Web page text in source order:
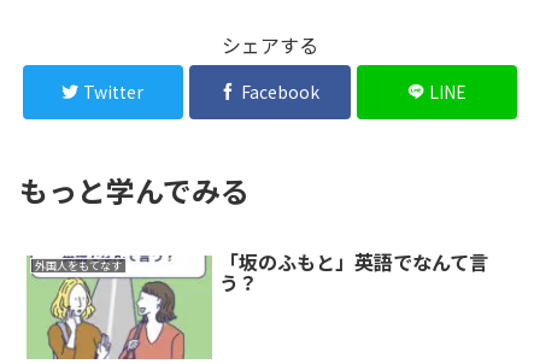
シェアする
Twitter Facebook LINE
もっと学んでみる
外国人をもてなす 「坂のふもと」英語でなんて言
う？